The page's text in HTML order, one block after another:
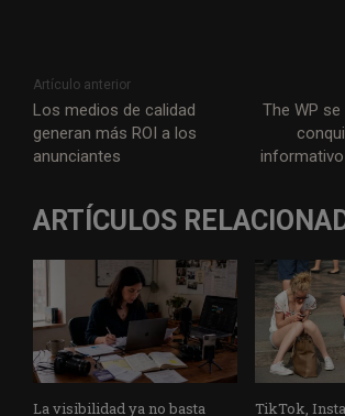
Artículo anterior
Los medios de calidad
generan más ROI a los
anunciantes
The WP
ARTÍCULOS
La visibilidad ya no basta
TikTok,